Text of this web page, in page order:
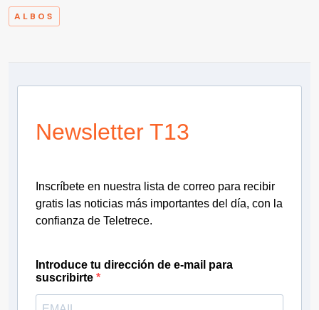
ALBOS
Newsletter T13
Inscríbete en nuestra lista de correo para recibir
gratis las noticias más importantes del día, con la
confianza de Teletrece.
Introduce tu dirección de e-mail para
suscribirte